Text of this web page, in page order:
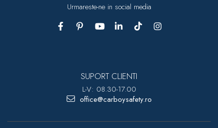
Urmareste-ne in social media
SUPORT CLIENTI
L-V: 08.30-17.00
office@carboysafety.ro